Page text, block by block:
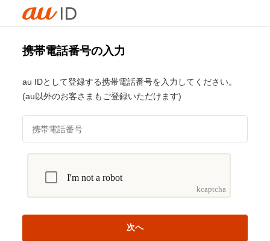
携帯電話番号の入力
au IDとして登録する携帯電話番号を入力してください。
(au以外のお客さまもご登録いただけます)
次へ